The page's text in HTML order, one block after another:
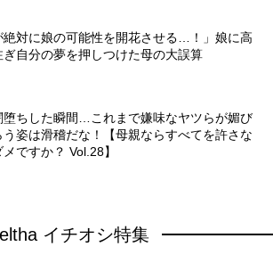
絶対に娘の可能性を開花させる…！」娘に高
ぎ自分の夢を押しつけた母の大誤算
堕ちした瞬間…これまで嫌味なヤツらが媚び
う姿は滑稽だな！【母親ならすべてを許さな
ですか？ Vol.28】
eltha イチオシ特集